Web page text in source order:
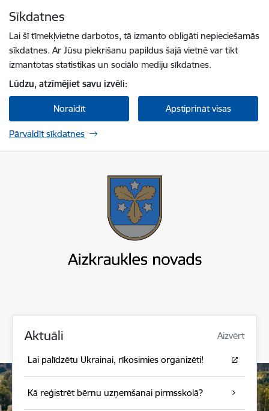
Sīkdatnes
Lai šī tīmekļvietne darbotos, tā izmanto obligāti nepieciešamās
sīkdatnes. Ar Jūsu piekrišanu papildus šajā vietnē var tikt
izmantotas statistikas un sociālo mediju sīkdatnes.
Lūdzu, atzīmējiet savu izvēli:
Noraidīt Apstiprināt visas
Pārvaldīt sīkdatnes
Aktuāli Aizvērt
Lai palīdzētu Ukrainai, rīkosimies organizēti!
Kā reģistrēt bērnu uzņemšanai pirmsskolā?